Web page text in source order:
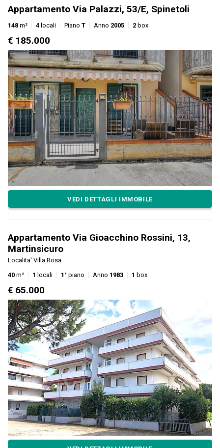
Appartamento Via Palazzi, 53/E, Spinetoli
148 m² 4 locali Piano T Anno 2005 2 box
€ 185.000
VEDI DETTAGLI IMMOBILE
Appartamento Via Gioacchino Rossini, 13,
Martinsicuro
Localita' Villa Rosa
40 m² 1 locali 1° piano Anno 1983 1 box
€ 65.000